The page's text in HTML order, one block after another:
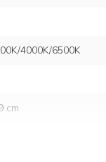
4000K/6500K
cm